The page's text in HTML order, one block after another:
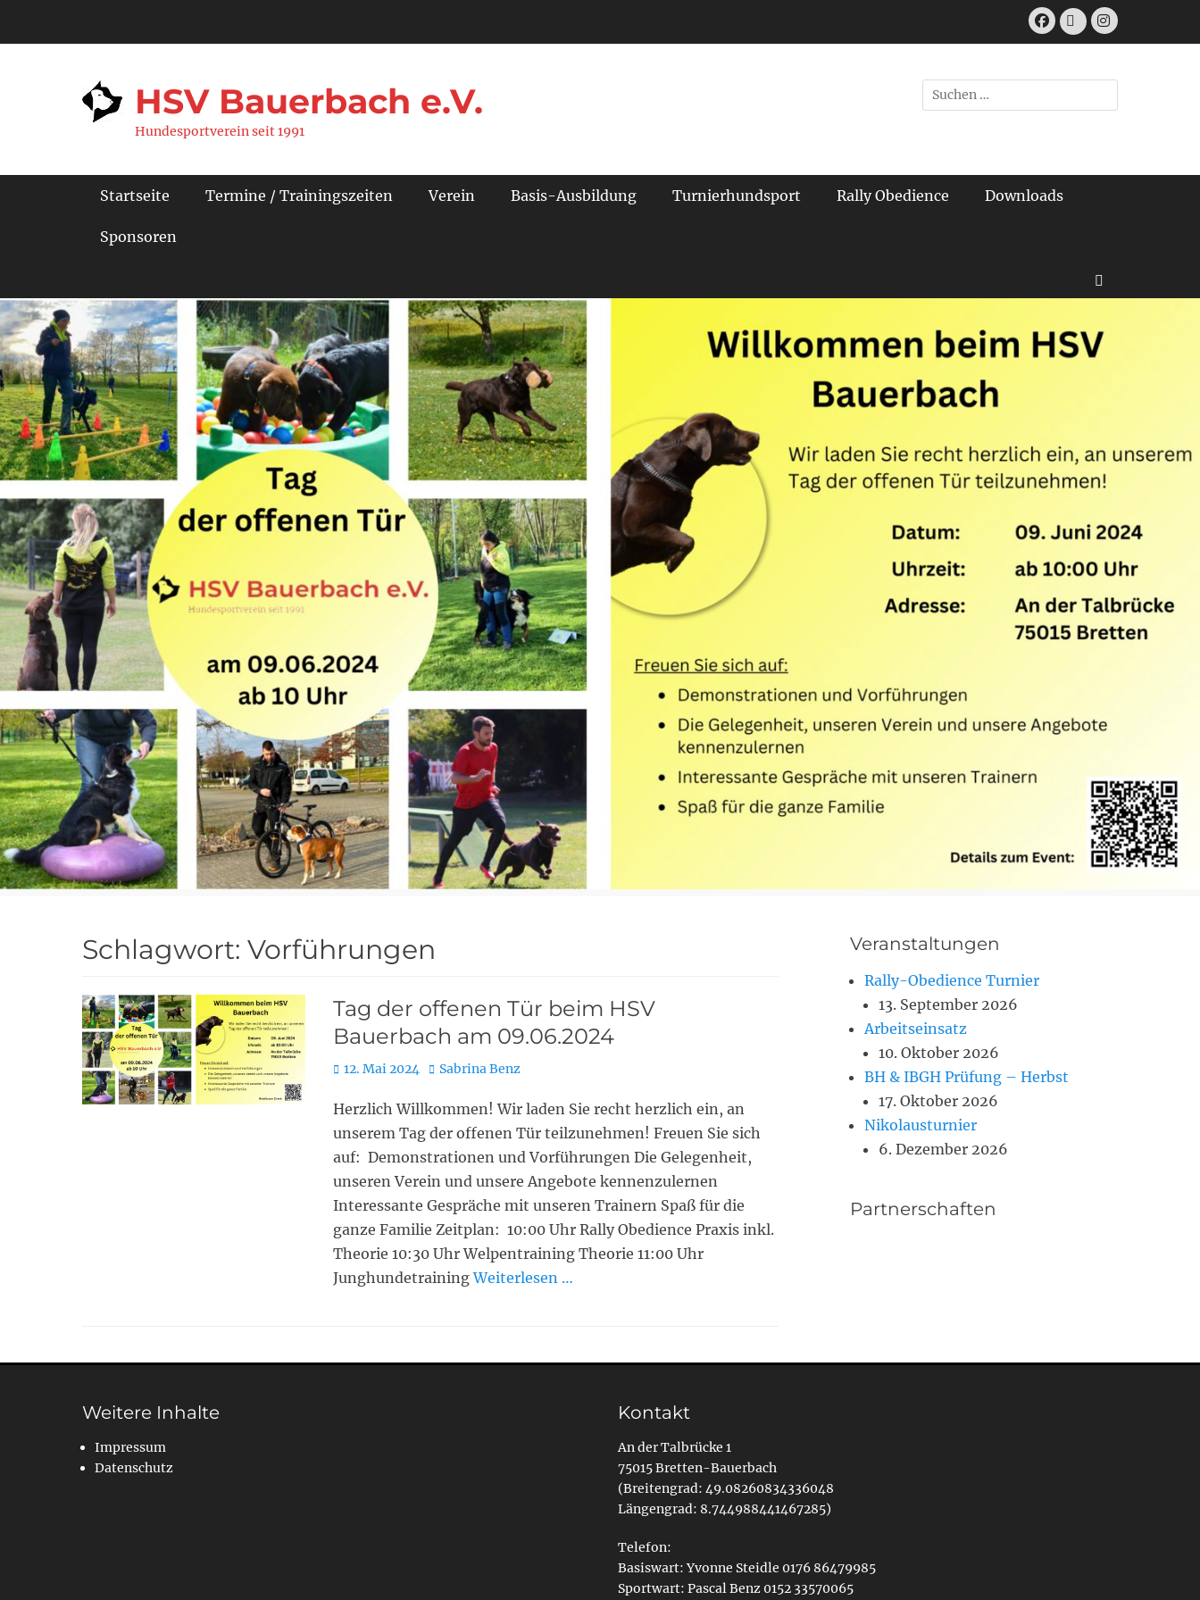
Facebook
E-
Mail
Instagram
HSV Bauerbach e.V.
Hundesportverein seit 1991
Suchen
nach:
Primäres Menü
Startseite Termine / Trainingszeiten Verein Basis-Ausbildung Turnierhundsport Rally Obedience Downloads
Sponsoren
Schlagwort: Vorführungen
Tag der offenen Tür beim HSV
Bauerbach am 09.06.2024
Posted
12. Mai 2024 Autor
Sabrina Benz
Herzlich Willkommen! Wir laden Sie recht herzlich ein, an
unserem Tag der offenen Tür teilzunehmen! Freuen Sie sich
auf: Demonstrationen und Vorführungen Die Gelegenheit,
unseren Verein und unsere Angebote kennenzulernen
Interessante Gespräche mit unseren Trainern Spaß für die
ganze Familie Zeitplan: 10:00 Uhr Rally Obedience Praxis inkl.
Theorie 10:30 Uhr Welpentraining Theorie 11:00 Uhr
JunghundetrainingWeiterlesen …
Veranstaltungen
Rally-Obedience Turnier
13. September 2026
Arbeitseinsatz
10. Oktober 2026
BH & IBGH Prüfung – Herbst
17. Oktober 2026
Nikolausturnier
6. Dezember 2026
Partnerschaften
Weitere Inhalte
Impressum
Datenschutz
Kontakt
An der Talbrücke 1
75015 Bretten-Bauerbach
(Breitengrad: 49.08260834336048
Längengrad: 8.744988441467285)
Telefon:
Basiswart: Yvonne Steidle 0176 86479985
Sportwart: Pascal Benz 0152 33570065